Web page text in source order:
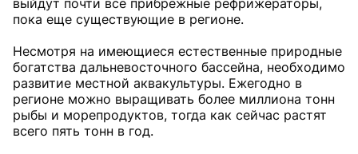
выйдут почти все прибрежные рефрижераторы,
пока еще существующие в регионе.
Несмотря на имеющиеся естественные природные
богатства дальневосточного бассейна, необходимо
развитие местной аквакультуры. Ежегодно в
регионе можно выращивать более миллиона тонн
рыбы и морепродуктов, тогда как сейчас растят
всего пять тонн в год.